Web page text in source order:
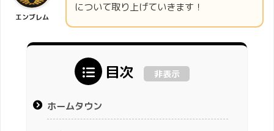
エンブレム
について取り上げていきます！
目次 非表示
ホームタウン